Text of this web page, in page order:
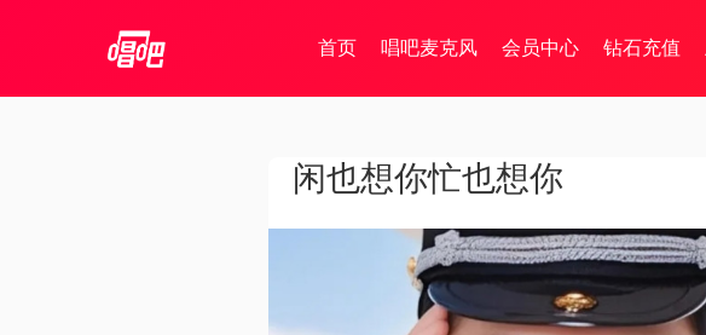
首页 唱吧麦克风 会员中心 钻石充值
闲也想你忙也想你